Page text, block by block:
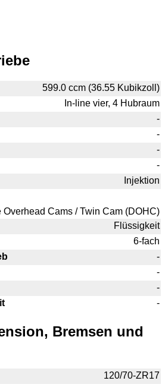
599.0 ccm (36.55 Kubikzoll)
In-line vier, 4 Hubraum
-
-
-
-
Injektion
Overhead Cams / Twin Cam (DOHC)
Flüssigkeit
6-fach
-
-
-
-
Bremsen und
120/70-ZR17